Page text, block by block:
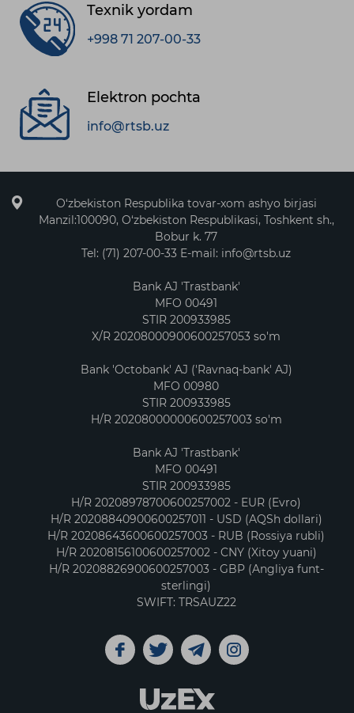
Texnik yordam
+998 71 207-00-33
Elektron pochta
info@rtsb.uz
O‘zbekiston Respublika tovar-xom ashyo birjasi
Manzil:100090, O‘zbekiston Respublikasi, Toshkent sh.,
Bobur k. 77
Tel: (71) 207-00-33 E-mail: info@rtsb.uz
Bank AJ 'Trastbank'
MFO 00491
STIR 200933985
X/R 20208000900600257053 so'm
Bank 'Octobank' AJ ('Ravnaq-bank' AJ)
MFO 00980
STIR 200933985
H/R 20208000000600257003 so'm
Bank AJ 'Trastbank'
MFO 00491
STIR 200933985
H/R 20208978700600257002 - EUR (Evro)
H/R 20208840900600257011 - USD (AQSh dollari)
H/R 20208643600600257003 - RUB (Rossiya rubli)
H/R 20208156100600257002 - CNY (Xitoy yuani)
H/R 20208826900600257003 - GBP (Angliya funt-
sterlingi)
SWIFT: TRSAUZ22